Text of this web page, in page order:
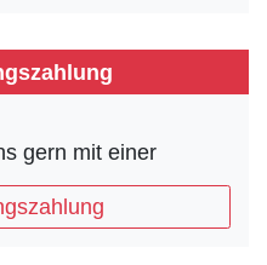
gern mit einer